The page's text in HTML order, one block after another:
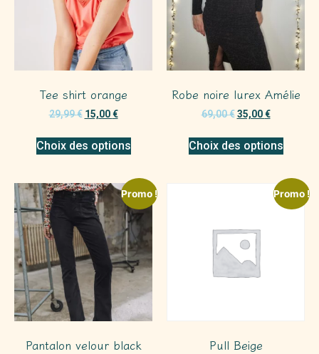
Tee shirt orange
29,99€ 15,00€
Choix des options
Robe noire lurex Amélie
69,00€ 35,00€
Choix des options
Promo !
Pantalon velour black
Promo !
Pull Beige